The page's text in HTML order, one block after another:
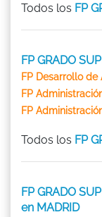
Todos los FP
FP GRADO
FP Desarrollo
FP
FP
Todos los FP
FP GRADO
en MADRID